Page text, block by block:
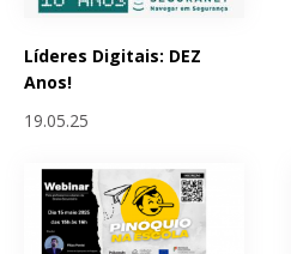
Líderes Digitais: DEZ
Anos!
19.05.25